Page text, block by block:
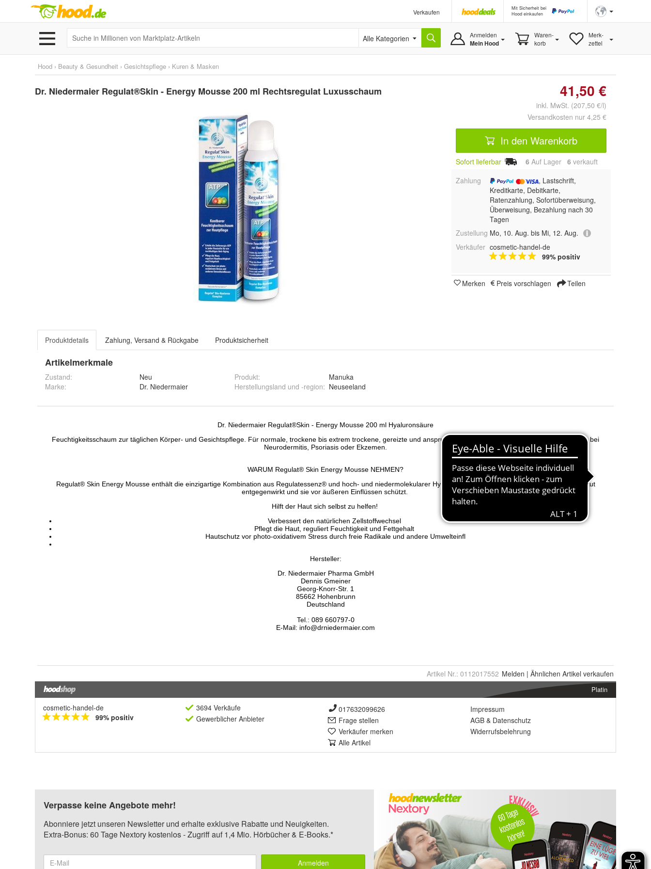
Verkaufen
Mit Sicherheit bei
Hood einkaufen
Alle Kategorien Anmelden
Mein Hood
Waren-
korb
Merk-
zettel
Hood › Beauty & Gesundheit › Gesichtspflege › Kuren & Masken
Dr. Niedermaier Regulat®Skin - Energy Mousse 200 ml Rechtsregulat Luxusschaum 41,50 €
inkl. MwSt. (207,50 €/l)
Versandkosten nur 4,25 €
In den Warenkorb
Sofort lieferbar 6 Auf Lager 6 verkauft
Zahlung
, Lastschrift,
Kreditkarte, Debitkarte,
Ratenzahlung, Sofortüberweisung,
Überweisung, Bezahlung nach 30
Tagen
Zustellung Mo, 10. Aug. bis Mi, 12. Aug.
Verkäufer cosmetic-handel-de
99% positiv
Merken Preis vorschlagen Teilen
Produktdetails Zahlung, Versand & Rückgabe Produktsicherheit
Artikelmerkmale
Zustand:
Neu
Marke:
Dr. Niedermaier
Produkt:
Manuka
Herstellungsland und -region: Neuseeland
Artikel Nr.: 0112017552 Melden | Ähnlichen Artikel verkaufen
Platin
cosmetic-handel-de
99% positiv
3694 Verkäufe
Gewerblicher Anbieter
017632099626
Frage stellen
Verkäufer merken
Alle Artikel
Impressum
AGB & Datenschutz
Widerrufsbelehrung
Verpasse keine Angebote mehr!
Abonniere jetzt unseren Newsletter und erhalte exklusive Rabatte und Neuigkeiten.
Extra-Bonus: 60 Tage Nextory kostenlos - Zugriff auf 1,4 Mio. Hörbücher & E-Books.*
Anmelden